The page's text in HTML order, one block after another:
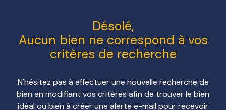
E-MAIL
NOS
HONORAIRES
Désolé,
Aucun bien ne correspond à vos
critères de recherche
N'hésitez pas à effectuer une nouvelle recherche de
bien en modifiant vos critères afin de trouver le bien
idéal ou bien à créer une alerte e-mail pour recevoir